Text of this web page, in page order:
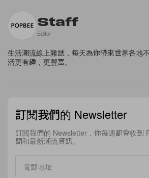
Staff
Editor
生活潮流線上雜誌，每天為你帶來世界各地
活更有趣，更豐富。
訂閱我們的 Newsletter
訂閱我們的 Newsletter，你每週都會收到
聞和最新潮流資訊。